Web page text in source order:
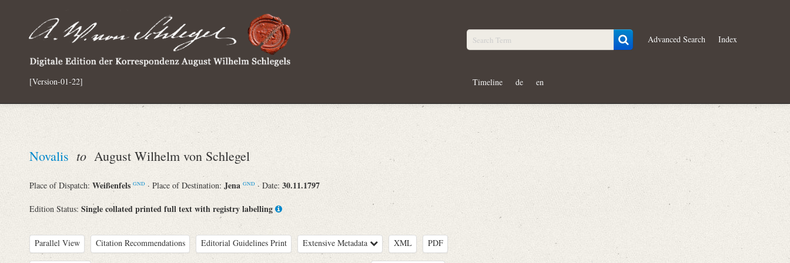
[Version-01-22]
Advanced Search Index
Timeline de en
Novalis to August Wilhelm von Schlegel
Place of Dispatch: Weißenfels GND · Place of Destination: Jena GND · Date: 30.11.1797
Edition Status: Single collated printed full text with registry labelling
Parallel View Citation Recommendations Editorial Guidelines Print Extensive Metadata XML PDF